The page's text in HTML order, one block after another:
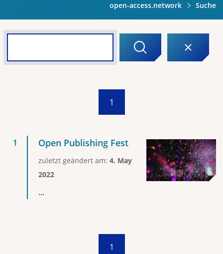
open-access.network Suche
1
Open Publishing Fest
zuletzt geändert am: 4. May
2022
...
1